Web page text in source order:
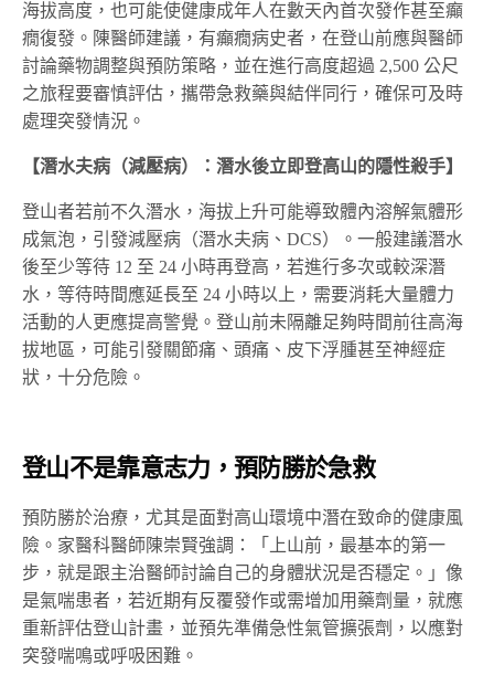
海拔高度，也可能使健康成年人在數天內首次發作甚至癲
癇復發。陳醫師建議，有癲癇病史者，在登山前應與醫師
討論藥物調整與預防策略，並在進行高度超過 2,500 公尺
之旅程要審慎評估，攜帶急救藥與結伴同行，確保可及時
處理突發情況。
【潛水夫病（減壓病）：潛水後立即登高山的隱性殺手】
登山者若前不久潛水，海拔上升可能導致體內溶解氣體形
成氣泡，引發減壓病（潛水夫病、DCS）。一般建議潛水
後至少等待 12 至 24 小時再登高，若進行多次或較深潛
水，等待時間應延長至 24 小時以上，需要消耗大量體力
活動的人更應提高警覺。登山前未隔離足夠時間前往高海
拔地區，可能引發關節痛、頭痛、皮下浮腫甚至神經症
狀，十分危險。
登山不是靠意志力，預防勝於急救
預防勝於治療，尤其是面對高山環境中潛在致命的健康風
險。家醫科醫師陳崇賢強調：「上山前，最基本的第一
步，就是跟主治醫師討論自己的身體狀況是否穩定。」像
是氣喘患者，若近期有反覆發作或需增加用藥劑量，就應
重新評估登山計畫，並預先準備急性氣管擴張劑，以應對
突發喘鳴或呼吸困難。